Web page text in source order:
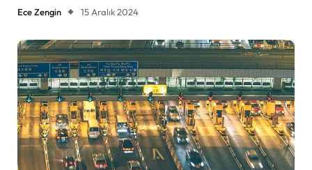
Ece Zengin 15 Aralık 2024